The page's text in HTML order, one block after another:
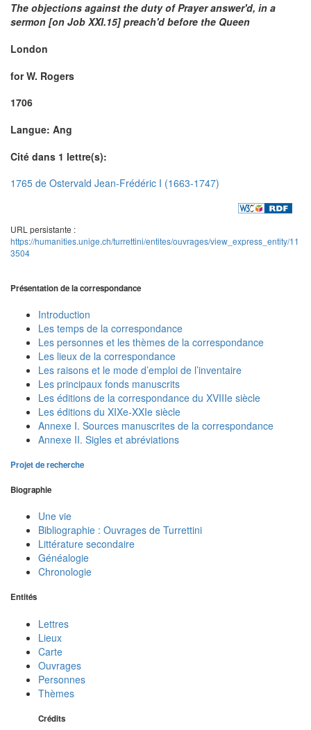
The objections against the duty of Prayer answer'd, in a
sermon [on Job XXI.15] preach'd before the Queen
London
for W. Rogers
1706
Langue: Ang
Cité dans 1 lettre(s):
1765 de Ostervald Jean-Frédéric I (1663-1747)
URL persistante :
https://humanities.unige.ch/turrettini/entites/ouvrages/view_express_entity/11
3504
Présentation de la correspondance
Introduction
Les temps de la correspondance
Les personnes et les thèmes de la correspondance
Les lieux de la correspondance
Les raisons et le mode d’emploi de l’inventaire
Les principaux fonds manuscrits
Les éditions de la correspondance du XVIIIe siècle
Les éditions du XIXe-XXIe siècle
Annexe I. Sources manuscrites de la correspondance
Annexe II. Sigles et abréviations
Projet de recherche
Biographie
Une vie
Bibliographie : Ouvrages de Turrettini
Littérature secondaire
Généalogie
Chronologie
Entités
Lettres
Lieux
Carte
Ouvrages
Personnes
Thèmes
Crédits